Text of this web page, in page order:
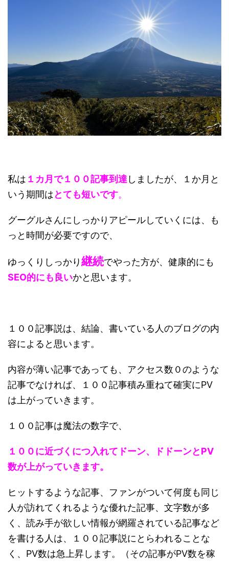
私は １カ月で１００記事到達 しましたが、１か月と
いう期間はとても短いです。
グーグルさんにしっかりアピールしていくには、も
っと時間が必要ですので、
ゆっくりしっかり継続でやった方が、健康的にも
SEO的にも良いかと思います。
１００記事説は、結論、 書いている人のブログの内
容による と思います。
内容が薄い記事であっても、アクセス数０のような
記事でなければ、１００記事積み重ねて確実にPV
は上がっていきます。
１００記事は魔法の数字で、
１００に近づくにつ入れて ドーン、ドドーンとPV
数が上がっていきます。
ヒットするような記事、ファンがついて何度も同じ
人が訪れてくれるような優れた記事、文字数が多
く、読み手が欲しい情報が網羅されている記事など
を書ける人は、１００記事説にとらわれることな
く、PV数は急上昇します。（その記事がPV数を稼